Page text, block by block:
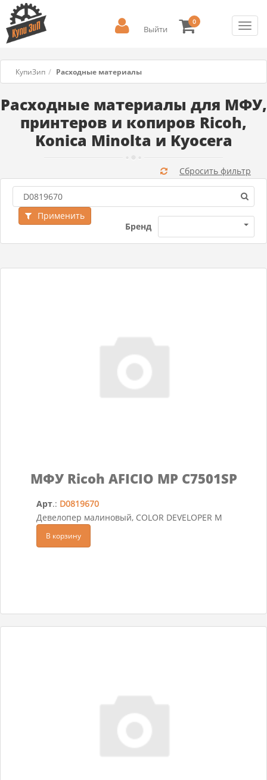
Выйти
0
КупиЗип Расходные материалы
Расходные материалы для МФУ,
принтеров и копиров Ricoh,
Konica Minolta и Kyocera
Бренд
Применить
Сбросить фильтр
МФУ Ricoh AFICIO MP C7501SP
Арт.: D0819670
Девелопер малиновый, COLOR DEVELOPER M
В корзину